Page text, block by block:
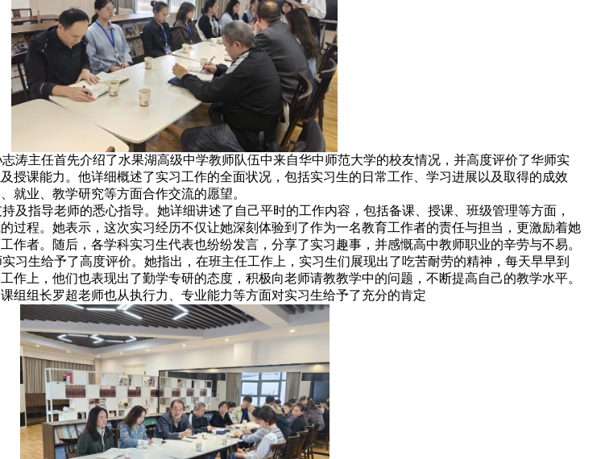
涛主任首先介绍了水果湖高级中学教师队伍中来自华中师范大学的校友情况，并高度评价了华师实
授课能力。 他详细概述了实习工作的全面状况，包括实习生的日常工作、学习进展以及取得的成效
就业、教学研究等方面合作交流的愿望。
及指导老师的悉心指导。她详细讲述了自己平时的工作内容，包括备课、授课、班级管理等方面，
过程。她表示，这次实习经历不仅让她深刻体验到了作为一名教育工作者的责任与担当， 更激励着她
作者。随后， 各学科实习生代表也纷纷发言，分享了实习趣事，并感慨高中教师职业的辛劳与不易。
习生给予了高度评价。她指出，在班主任工作上，实习生们展现出了吃苦耐劳的精神，每天早早到
作上，他们也表现出了勤学专研的态度，积极向老师请教教学中的问题，不断提高自己的教学水平。
组组长罗超老师也从执行力、专业能力等方面对实习生给予了充分的肯定